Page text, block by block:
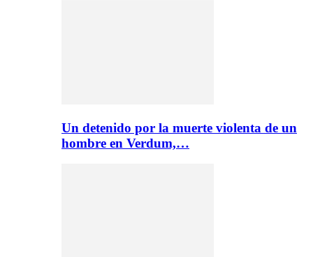
Un detenido por la muerte violenta de un
hombre en Verdum,…